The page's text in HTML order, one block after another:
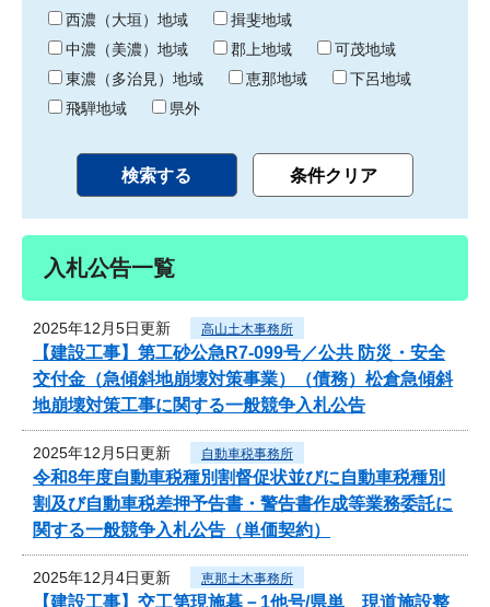
り 西濃（大垣）地域
揖斐地域
中濃（美濃）地域
郡上地域
可茂地域
東濃（多治見）地域
恵那地域
下呂地域
飛騨地域
県外
入札公告一覧
2025年12月5日更新 高山土木事務所
【建設工事】第工砂公急R7-099号／公共 防災・安全
交付金（急傾斜地崩壊対策事業）（債務）松倉急傾斜
地崩壊対策工事に関する一般競争入札公告
2025年12月5日更新 自動車税事務所
令和8年度自動車税種別割督促状並びに自動車税種別
割及び自動車税差押予告書・警告書作成等業務委託に
関する一般競争入札公告（単価契約）
2025年12月4日更新 恵那土木事務所
【建設工事】交工第現施暮－1他号/県単 現道施設整